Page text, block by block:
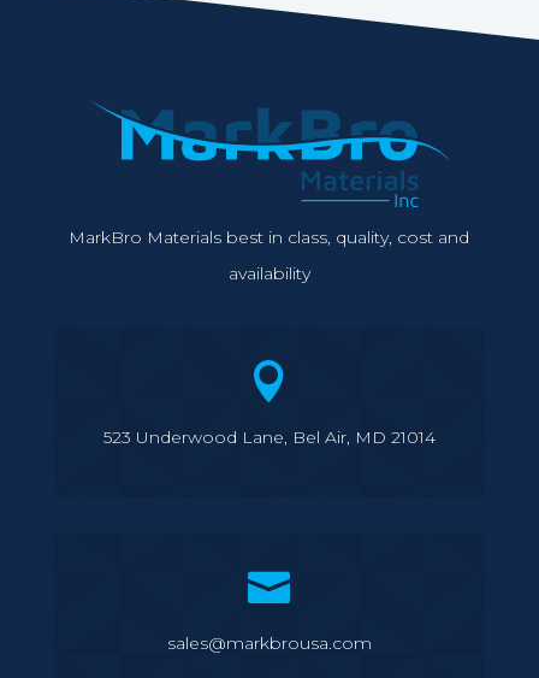
MarkBro Materials best in class, quality, cost and
availability

523 Underwood Lane, Bel Air, MD 21014

sales@markbrousa.com